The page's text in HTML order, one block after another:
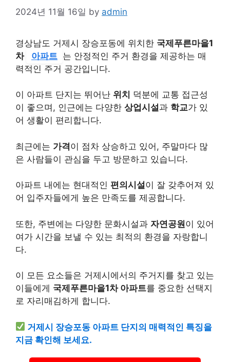
2024년 11월 16일 by admin
경상남도 거제시 장승포동에 위치한 국제푸른마을1
차
아파트 는 안정적인 주거 환경을 제공하는 매
력적인 주거 공간입니다.
이 아파트 단지는 뛰어난 위치 덕분에 교통 접근성
이 좋으며, 인근에는 다양한 상업시설과 학교가 있
어 생활이 편리합니다.
최근에는 가격이 점차 상승하고 있어, 주말마다 많
은 사람들이 관심을 두고 방문하고 있습니다.
아파트 내에는 현대적인 편의시설이 잘 갖추어져 있
어 입주자들에게 높은 만족도를 제공합니다.
또한, 주변에는 다양한 문화시설과 자연공원이 있어
여가 시간을 보낼 수 있는 최적의 환경을 자랑합니
다.
이 모든 요소들은 거제시에서의 주거지를 찾고 있는
이들에게 국제푸른마을1차 아파트를 중요한 선택지
로 자리매김하게 합니다.
거제시 장승포동 아파트 단지의 매력적인 특징을
지금 확인해 보세요.